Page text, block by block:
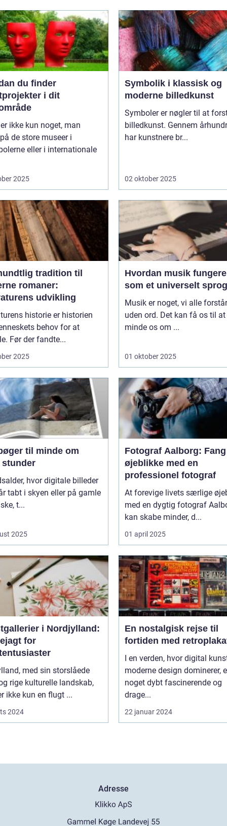
du finder
i dit
ikke kun noget, man
de store museer i
eller i internationale
2025
Symbolik i klassisk og
moderne billedkunst
Symboler er nøgler til at
billedkunst. Gennem
har kunstnere br...
02 oktober 2025
tradition til
romaner:
udvikling
historie er historien
behov for at
Før der fandte...
2025
Hvordan musik
som et universelt sprog
Musik er noget, vi alle
uden ord. Det kan få os til
minde os om ...
01 oktober 2025
til minde om
stunder
hvor digitale billeder
tabt i skyen eller på gamle
t...
2025
Fotograf Aalborg:
øjeblikke med en
professionel fotograf
At forevige livets særlige
med en dygtig fotograf
kan skabe minder, d...
01 april 2025
i Nordjylland:
for
med sin storslåede
rige kulturelle landskab,
ikke kun en flugt ...
2024
En nostalgisk rejse til
fortiden med
I en verden, hvor digital
moderne design dominerer,
noget dybt fascinerende og
drage...
22 januar 2024
Adresse